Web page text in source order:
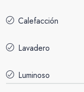
Calefacción
Lavadero
Luminoso